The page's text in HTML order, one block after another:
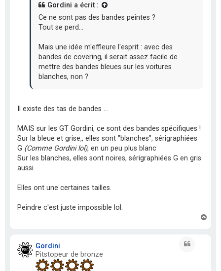
Gordini a écrit :
Ce ne sont pas des bandes peintes ?
Tout se perd...
Mais une idée m'effleure l'esprit : avec des
bandes de covering, il serait assez facile de
mettre des bandes bleues sur les voitures
blanches, non ?
Il existe des tas de bandes ...
MAIS sur les GT Gordini, ce sont des bandes spécifiques !
Sur la bleue et grise,, elles sont "blanches", sérigraphiées
G (Comme Gordini lol), en un peu plus blanc
Sur les blanches, elles sont noires, sérigraphiées G en gris
aussi.
Elles ont une certaines tailles.
Peindre c'est juste impossible lol.
Gordini
Pitstopeur de bronze